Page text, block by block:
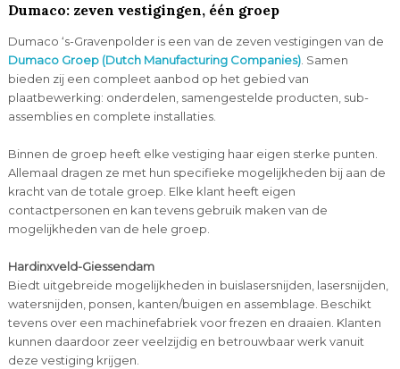
Dumaco: zeven vestigingen, één groep
Dumaco ‘s-Gravenpolder is een van de zeven vestigingen van de
Dumaco Groep (Dutch Manufacturing Companies). Samen
bieden zij een compleet aanbod op het gebied van
plaatbewerking: onderdelen, samengestelde producten, sub-
assemblies en complete installaties.
Binnen de groep heeft elke vestiging haar eigen sterke punten.
Allemaal dragen ze met hun specifieke mogelijkheden bij aan de
kracht van de totale groep. Elke klant heeft eigen
contactpersonen en kan tevens gebruik maken van de
mogelijkheden van de hele groep.
Hardinxveld-Giessendam
Biedt uitgebreide mogelijkheden in buislasersnijden, lasersnijden,
watersnijden, ponsen, kanten/buigen en assemblage. Beschikt
tevens over een machinefabriek voor frezen en draaien. Klanten
kunnen daardoor zeer veelzijdig en betrouwbaar werk vanuit
deze vestiging krijgen.